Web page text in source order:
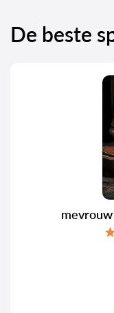
De beste